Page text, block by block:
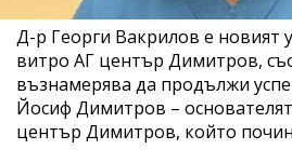
Д-р Георги Вакрилов е новият
витро АГ център Димитров,
възнамерява да продължи
Йосиф Димитров –
център Димитров, който